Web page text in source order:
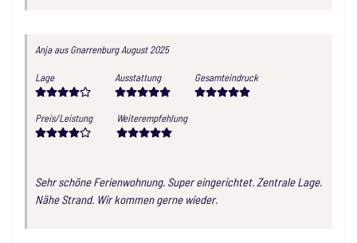
Anjaaus Gnarrenburg August 2025
Lage Ausstattung Gesamteindruck
Preis/Leistung Weiterempfehlung
Sehr schöne Ferienwohnung. Super eingerichtet. Zentrale Lage.
Nähe Strand. Wir kommen gerne wieder.